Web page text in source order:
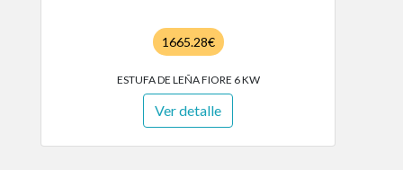
1665.28€
ESTUFA DE LEÑA FIORE 6 KW
Ver detalle